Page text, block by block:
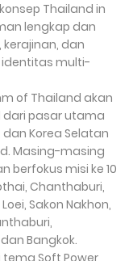
Thailand in
lengkap dan
dan
multi-
of Thailand akan
dari pasar utama
dan Korea Selatan
Masing-masing
berfokus misi ke 10
Chanthaburi,
Sakon Nakhon,
Bangkok.
Soft Power